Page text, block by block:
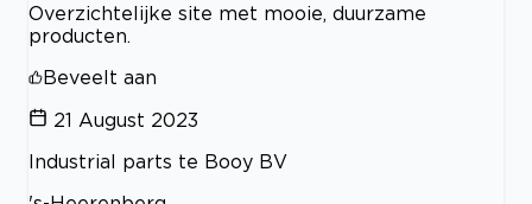
Overzichtelijke site met mooie, duurzame
producten.
Beveelt aan
21 August 2023
Industrial parts te Booy BV